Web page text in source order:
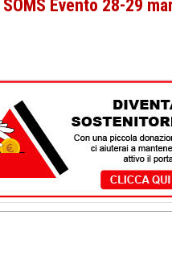
Evento 28-29